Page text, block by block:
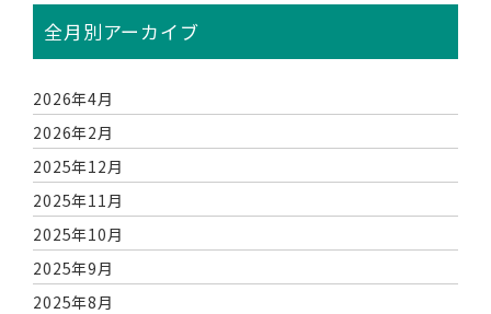
全月別アーカイブ
2026年4月
2026年2月
2025年12月
2025年11月
2025年10月
2025年9月
2025年8月